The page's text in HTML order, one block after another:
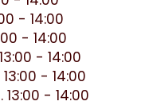
- 14:00
- 14:00
- 14:00
- 14:00
- 14:00